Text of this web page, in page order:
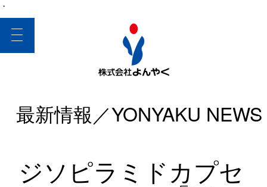
・
toggle
navigation
最新情報／YONYAKU NEWS
ジソピラミドカプセ